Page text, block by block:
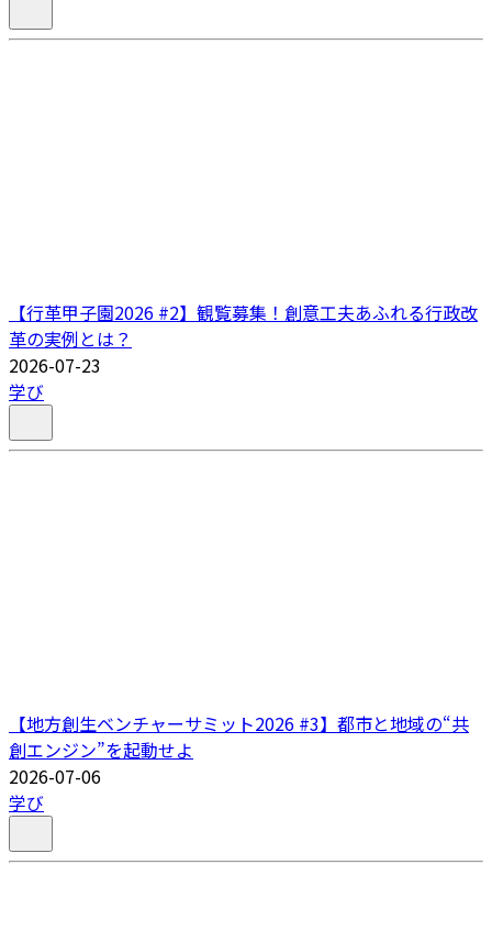
【行革甲子園2026 #2】観覧募集！創意工夫あふれる行政改
革の実例とは？
2026-07-23
学び
【地方創生ベンチャーサミット2026 #3】都市と地域の“共
創エンジン”を起動せよ
2026-07-06
学び